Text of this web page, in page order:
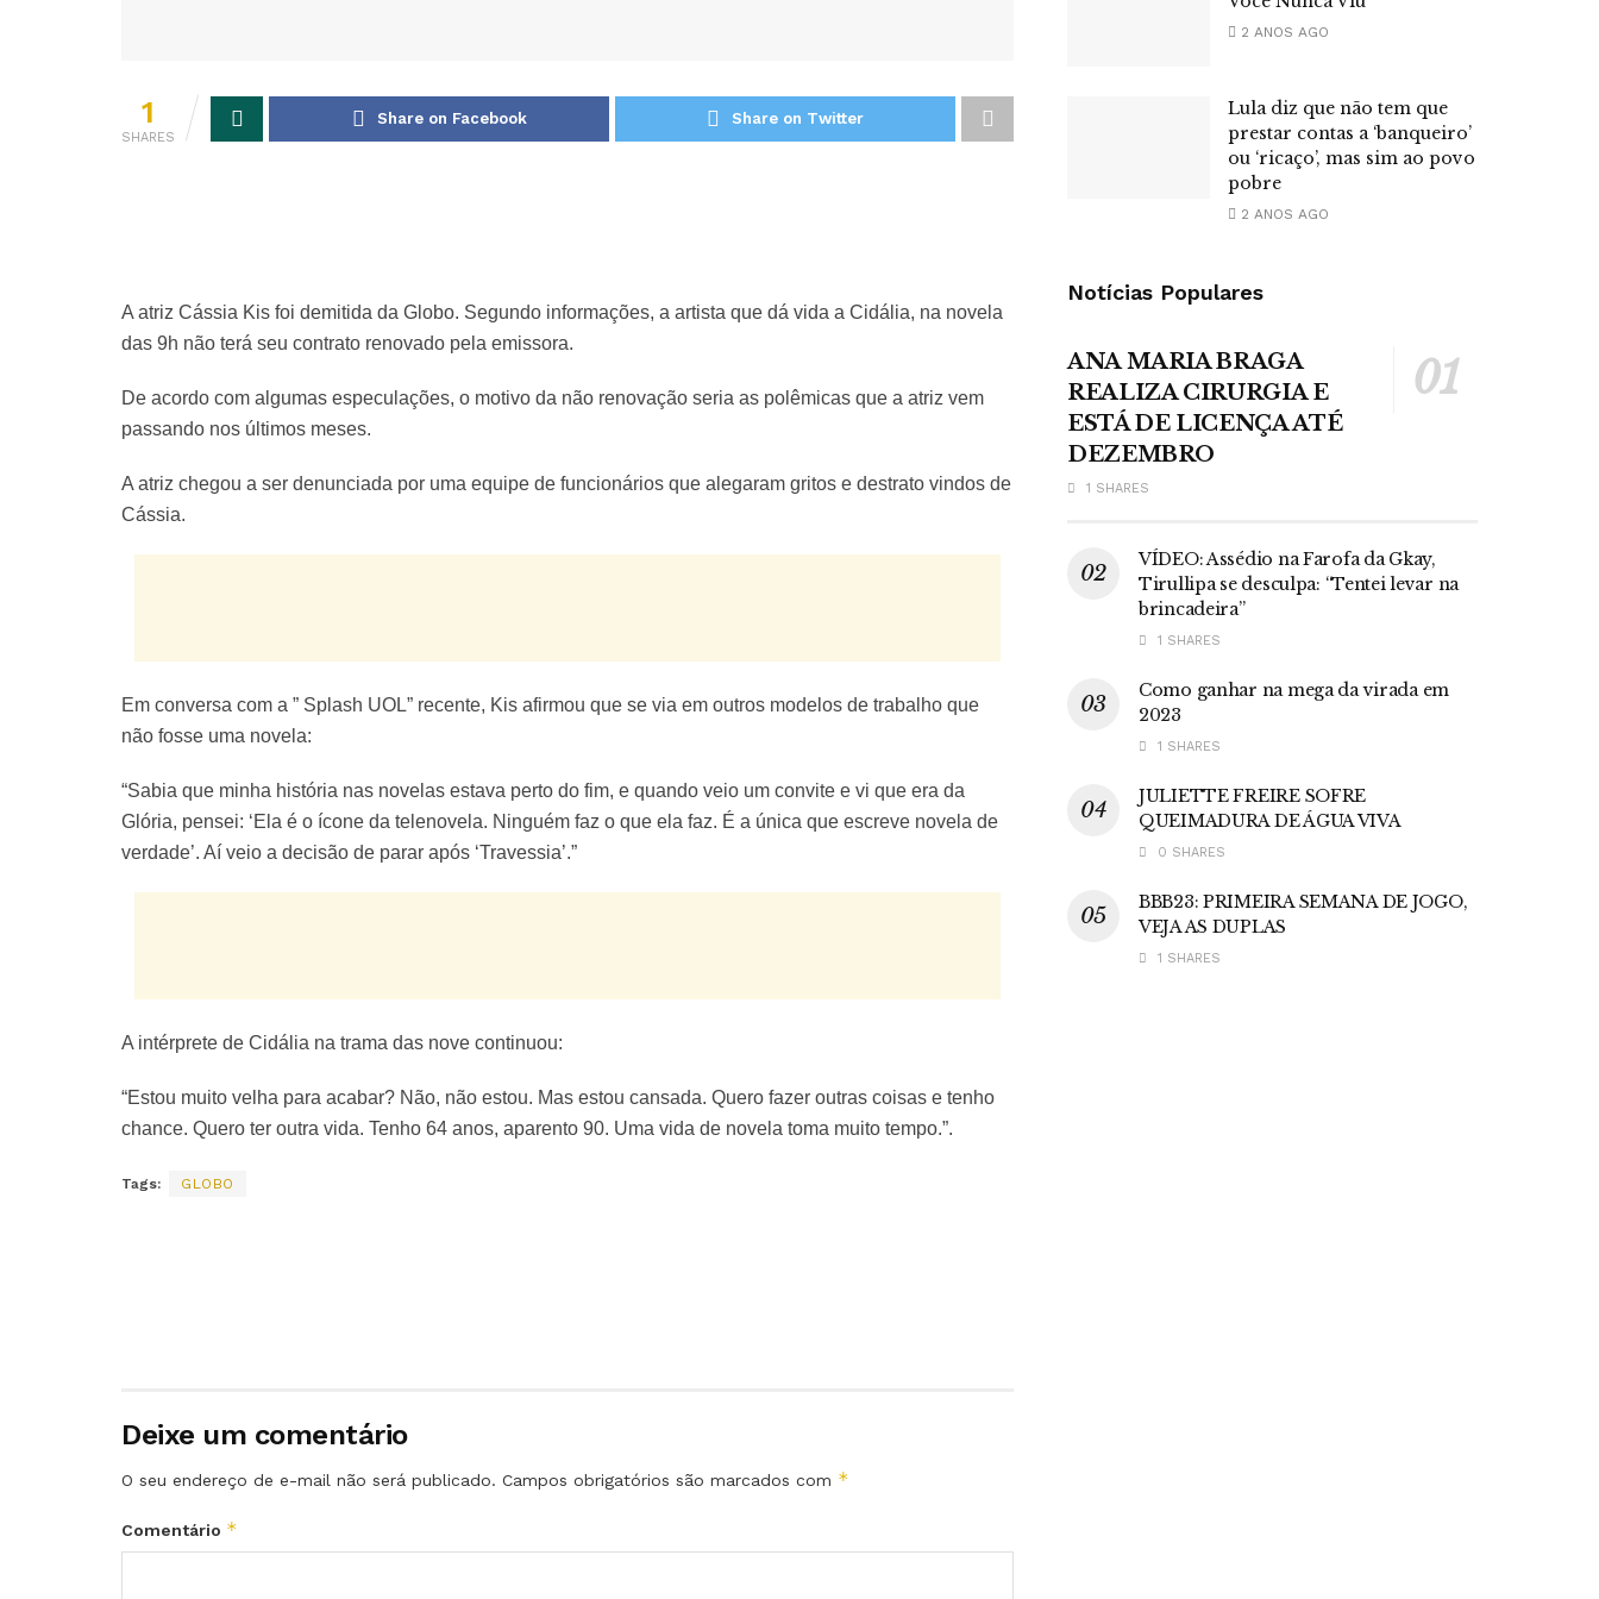
1
SHARES
Share on Facebook Share on Twitter
A atriz Cássia Kis foi demitida da Globo. Segundo informações, a artista que dá vida a Cidália, na novela
das 9h não terá seu contrato renovado pela emissora.
De acordo com algumas especulações, o motivo da não renovação seria as polêmicas que a atriz vem
passando nos últimos meses.
A atriz chegou a ser denunciada por uma equipe de funcionários que alegaram gritos e destrato vindos de
Cássia.
Em conversa com a ” Splash UOL” recente, Kis afirmou que se via em outros modelos de trabalho que
não fosse uma novela:
“Sabia que minha história nas novelas estava perto do fim, e quando veio um convite e vi que era da
Glória, pensei: ‘Ela é o ícone da telenovela. Ninguém faz o que ela faz. É a única que escreve novela de
verdade’. Aí veio a decisão de parar após ‘Travessia’.”
A intérprete de Cidália na trama das nove continuou:
“Estou muito velha para acabar? Não, não estou. Mas estou cansada. Quero fazer outras coisas e tenho
chance. Quero ter outra vida. Tenho 64 anos, aparento 90. Uma vida de novela toma muito tempo.”.
Tags: GLOBO
Deixe um comentário
O seu endereço de e-mail não será publicado. Campos obrigatórios são marcados com *
Comentário *
2 ANOS AGO
Lula diz que não tem que
prestar contas a ‘banqueiro’
ou ‘ricaço’, mas sim ao povo
pobre
2 ANOS AGO
Notícias Populares
ANA MARIA BRAGA
REALIZA CIRURGIA E
ESTÁ DE LICENÇA ATÉ
DEZEMBRO
1 SHARES
VÍDEO: Assédio na Farofa da Gkay,
Tirullipa se desculpa: “Tentei levar na
brincadeira”
1 SHARES
Como ganhar na mega da virada em
2023
1 SHARES
JULIETTE FREIRE SOFRE
QUEIMADURA DE ÁGUA VIVA
0 SHARES
BBB23: PRIMEIRA SEMANA DE JOGO,
VEJA AS DUPLAS
1 SHARES